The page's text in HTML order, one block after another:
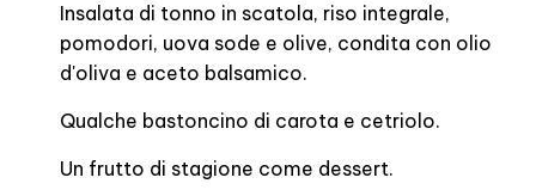
Insalata di tonno in scatola, riso integrale,
pomodori, uova sode e olive, condita con olio
d'oliva e aceto balsamico.
Qualche bastoncino di carota e cetriolo.
Un frutto di stagione come dessert.